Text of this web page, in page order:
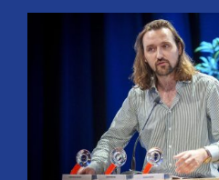
afgelopen twee jaar te
juridische dreiging of
procedure rond het
journalisten tijd, ook
soms worden
gaat de hele